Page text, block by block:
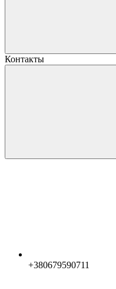
Контакты
+380679590711